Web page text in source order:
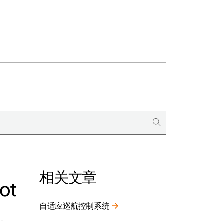
相关文章
自适应巡航控制系统